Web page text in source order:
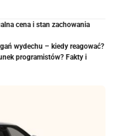
cena i stan zachowania
wydechu – kiedy reagować?
programistów? Fakty i